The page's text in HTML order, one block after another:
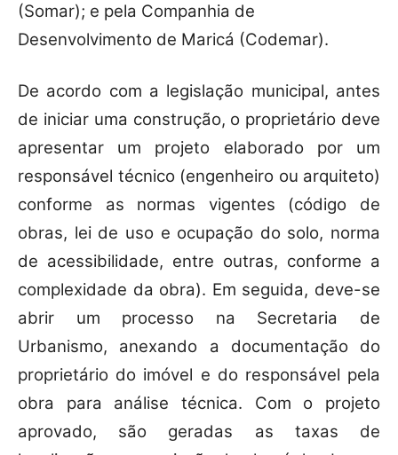
(Somar); e pela Companhia de
Desenvolvimento de Maricá (Codemar).
De acordo com a legislação municipal, antes
de iniciar uma construção, o proprietário deve
apresentar um projeto elaborado por um
responsável técnico (engenheiro ou arquiteto)
conforme as normas vigentes (código de
obras, lei de uso e ocupação do solo, norma
de acessibilidade, entre outras, conforme a
complexidade da obra). Em seguida, deve-se
abrir um processo na Secretaria de
Urbanismo, anexando a documentação do
proprietário do imóvel e do responsável pela
obra para análise técnica. Com o projeto
aprovado, são geradas as taxas de